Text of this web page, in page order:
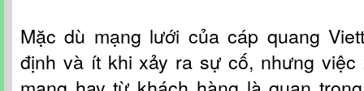
Mặc dù mạng lưới củacáp quang
định và ít khi xảy ra sự cố, nhưng